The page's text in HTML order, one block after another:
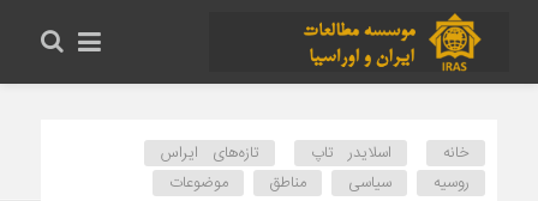
خانه اسلایدر تاپ
تازه‌های ایراس
روسیه
سیاسی مناطق موضوعات